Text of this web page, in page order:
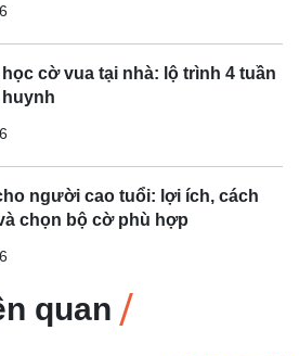
học cờ vua tại nhà: lộ trình 4 tuần
người cao tuổi: lợi ích, cách
chọn bộ cờ phù hợp
quan